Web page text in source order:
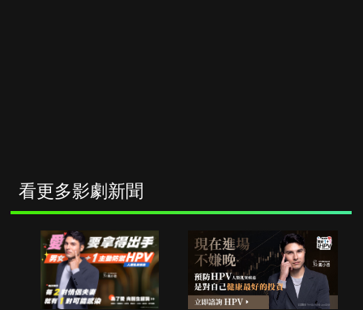
看更多影劇新聞